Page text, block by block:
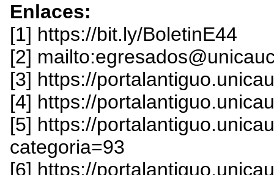
Enlaces:
[1] https://bit.ly/BoletinE44
[2]
[3] https://
[4] https://
[5] https://
categoria=93
[6] https://